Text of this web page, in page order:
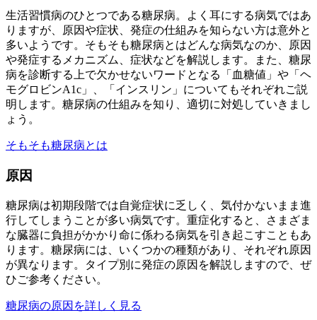
生活習慣病のひとつである糖尿病。よく耳にする病気ではあ
りますが、原因や症状、発症の仕組みを知らない方は意外と
多いようです。そもそも糖尿病とはどんな病気なのか、原因
や発症するメカニズム、症状などを解説します。また、糖尿
病を診断する上で欠かせないワードとなる「血糖値」や「ヘ
モグロビンA1c」、「インスリン」についてもそれぞれご説
明します。糖尿病の仕組みを知り、適切に対処していきまし
ょう。
そもそも糖尿病とは
原因
糖尿病は初期段階では自覚症状に乏しく、気付かないまま進
行してしまうことが多い病気です。重症化すると、さまざま
な臓器に負担がかかり命に係わる病気を引き起こすこともあ
ります。糖尿病には、いくつかの種類があり、それぞれ原因
が異なります。タイプ別に発症の原因を解説しますので、ぜ
ひご参考ください。
糖尿病の原因を詳しく見る